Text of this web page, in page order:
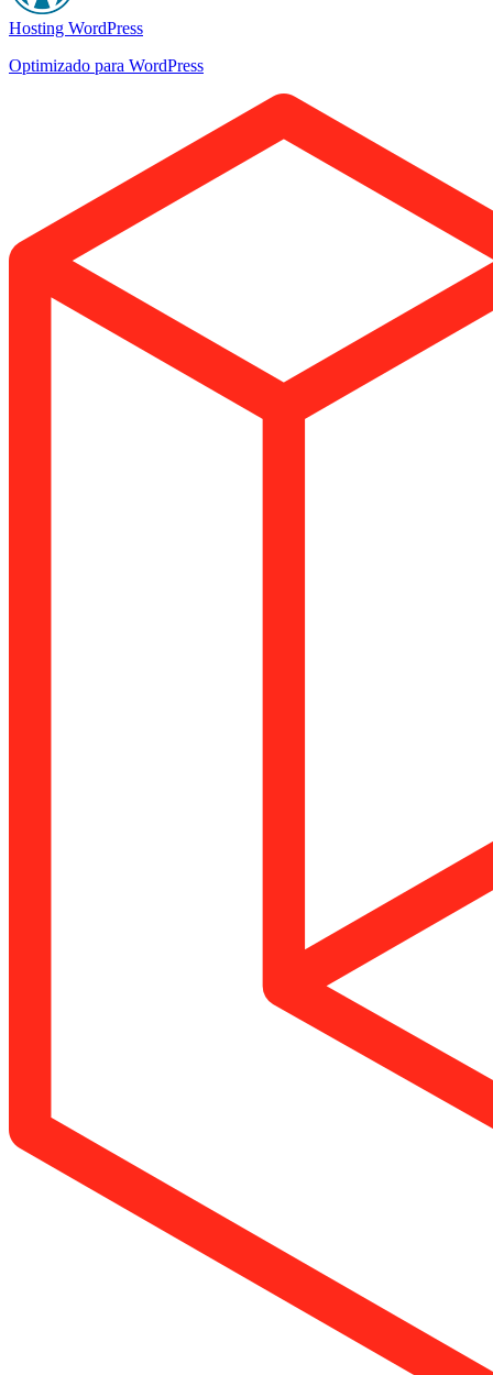
Hosting WordPress
Optimizado para WordPress